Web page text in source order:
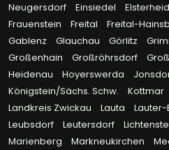
Neugersdorf
Einsiedel
Frauenstein
Freital Freital-
Gablenz
Glauchau Görlitz
Großenhain
Großröhrsdorf
Heidenau
Hoyerswerda
Königstein/Sächs. Schw.
Kottmar
Landkreis Zwickau
Lauta
Leubsdorf
Leutersdorf
Marienberg
Markneukirchen